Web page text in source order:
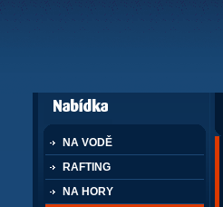
CK Klíč
dále nabízí
NA VODĚ
RAFTING
NA HORY